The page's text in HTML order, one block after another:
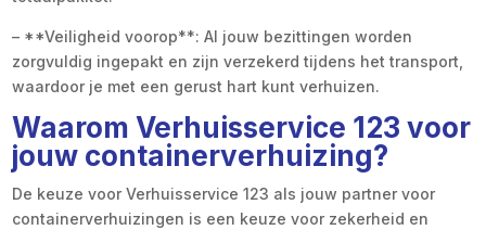
– **Veiligheid voorop**: Al jouw bezittingen worden
zorgvuldig ingepakt en zijn verzekerd tijdens het transport,
waardoor je met een gerust hart kunt verhuizen.
Waarom Verhuisservice 123 voor
jouw containerverhuizing?
De keuze voor Verhuisservice 123 als jouw partner voor
containerverhuizingen is een keuze voor zekerheid en